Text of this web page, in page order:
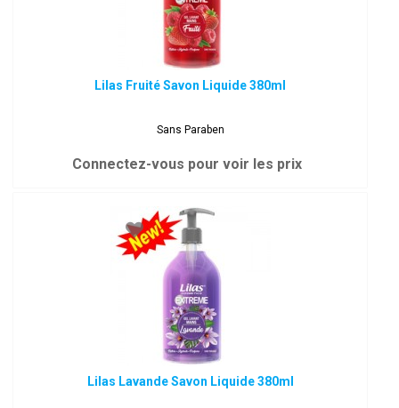
Lilas Fruité Savon Liquide 380ml
Sans Paraben
Connectez-vous pour voir les prix
Lilas Lavande Savon Liquide 380ml